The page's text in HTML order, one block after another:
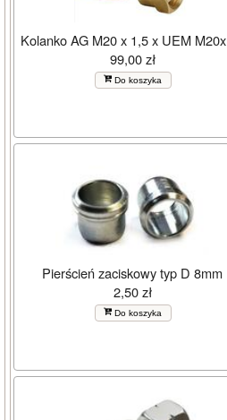
Kolanko AG M20 x 1,5 x UEM
99,00 zł
Do koszyka
Pierścień zaciskowy typ D 8mm
2,50 zł
Do koszyka